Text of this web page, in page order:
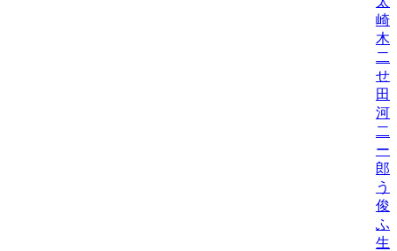
崎
木
二
せ
田
河
二
ー
郎
う
俊/
ふ
生